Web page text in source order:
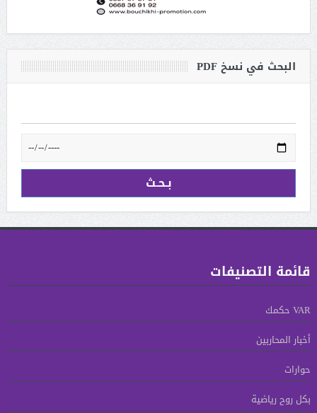
البحث في نسخ PDF
قائمة التصنيفات
VAR حكمك
أخبار المحاربين
حوارات
بكل روح رياضية